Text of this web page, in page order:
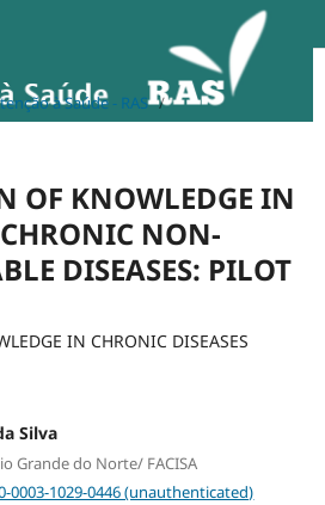
à Saúde - RAS /
OF KNOWLEDGE IN
NON-
DISEASES: PILOT
IN CHRONIC DISEASES
Silva
Grande do Norte/ FACISA
1029-0446 (unauthenticated)